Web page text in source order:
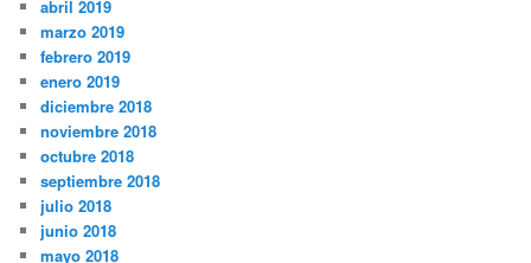
abril 2019
marzo 2019
febrero 2019
enero 2019
diciembre 2018
noviembre 2018
octubre 2018
septiembre 2018
julio 2018
junio 2018
mayo 2018